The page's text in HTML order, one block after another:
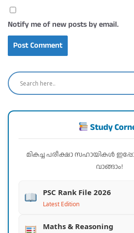
Notify me of new posts by email.
Study
മികച്ച പരീക്ഷാ സഹായികൾ
വാങ്ങാം!
PSC Rank File 2026
Latest Edition
Maths & Reasoning